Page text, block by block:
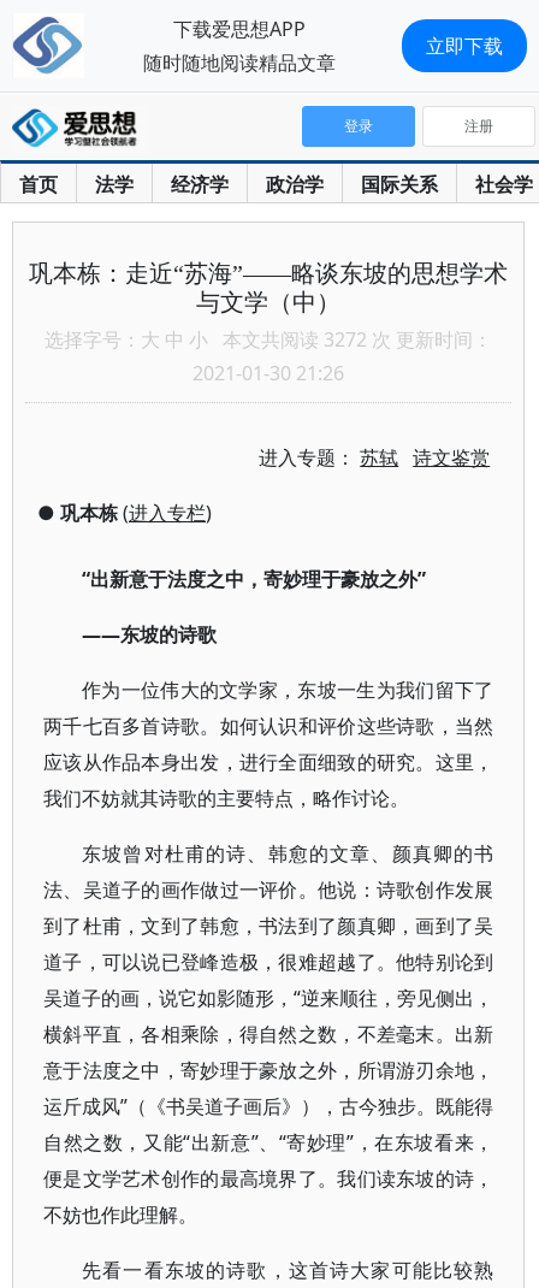
首页 法学 经济学 政治学 国际关系 社会学
登录 注册
巩本栋：走近“苏海”——略谈东坡的思想学术
与文学（中）
选择字号： 大 中 小 本文共阅读 3272 次 更新时间：
2021-01-30 21:26
进入专题：苏轼 诗文鉴赏
● 巩本栋(进入专栏)
“出新意于法度之中，寄妙理于豪放之外”
——东坡的诗歌
作为一位伟大的文学家，东坡一生为我们留下了
两千七百多首诗歌。如何认识和评价这些诗歌，当然
应该从作品本身出发，进行全面细致的研究。这里，
我们不妨就其诗歌的主要特点，略作讨论。
东坡曾对杜甫的诗、韩愈的文章、颜真卿的书
法、吴道子的画作做过一评价。他说：诗歌创作发展
到了杜甫，文到了韩愈，书法到了颜真卿，画到了吴
道子，可以说已登峰造极，很难超越了。他特别论到
吴道子的画，说它如影随形，“逆来顺往，旁见侧出，
横斜平直，各相乘除，得自然之数，不差毫末。出新
意于法度之中，寄妙理于豪放之外，所谓游刃余地，
运斤成风”（《书吴道子画后》），古今独步。既能得
自然之数，又能“出新意”、“寄妙理”，在东坡看来，
便是文学艺术创作的最高境界了。我们读东坡的诗，
不妨也作此理解。
先看一看东坡的诗歌，这首诗大家可能比较熟
下载爱思想APP
随时随地阅读精品文章
立即下载